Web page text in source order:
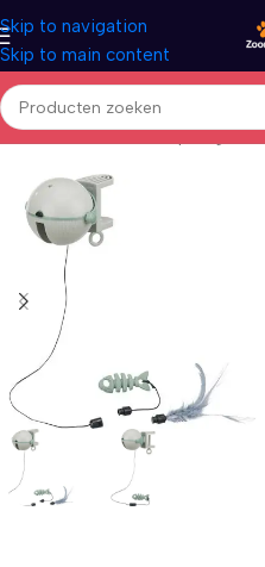
Skip to navigation
Skip to main content
Home/Katten/Kattenspeelgoed